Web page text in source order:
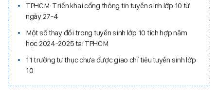
TPHCM: Triển khai cổng thông tin tuyển sinh lớp 10 từ
ngày 27-4
Một số thay đổi trong tuyển sinh lớp 10 tích hợp năm
học 2024-2025 tại TPHCM
11 trường tư thục chưa được giao chỉ tiêu tuyển sinh lớp
10